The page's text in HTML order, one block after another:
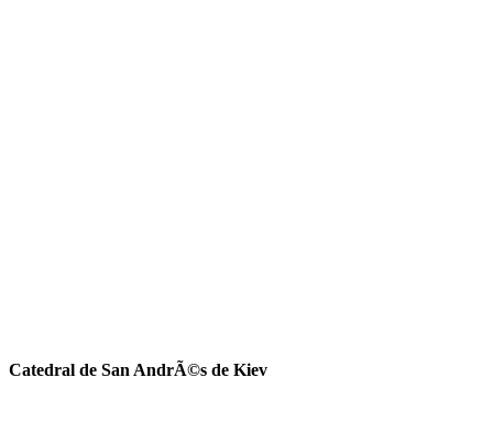
Catedral de San AndrÃ©s de Kiev